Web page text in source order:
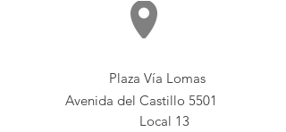
Plaza Vía Lomas
Avenida del Castillo 5501
Local 13